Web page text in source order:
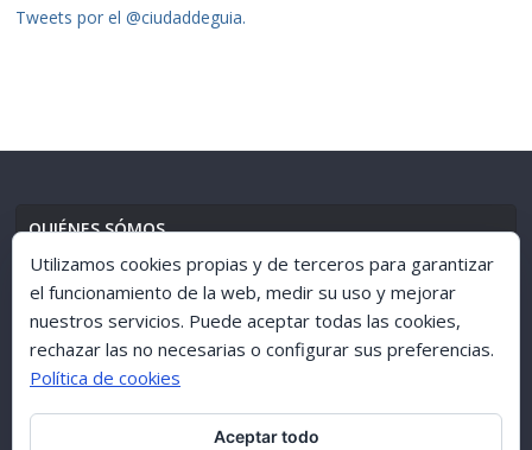
Tweets por el @ciudaddeguia.
QUIÉNES SÓMOS
AVISO LEGAL// POLÍTICA DE PRIVACIDAD
Utilizamos cookies propias y de terceros para garantizar
el funcionamiento de la web, medir su uso y mejorar
nuestros servicios. Puede aceptar todas las cookies,
rechazar las no necesarias o configurar sus preferencias.
Política de cookies
Aceptar todo